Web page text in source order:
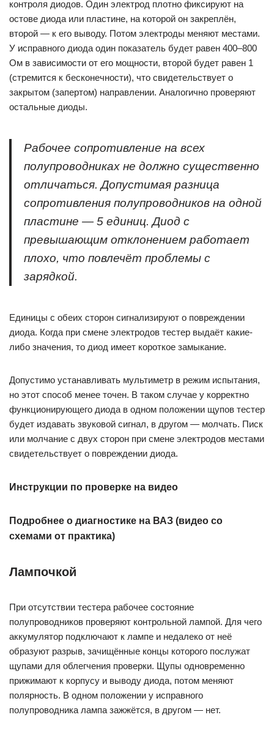
контроля диодов. Один электрод плотно фиксируют на
остове диода или пластине, на которой он закреплён,
второй — к его выводу. Потом электроды меняют местами.
У исправного диода один показатель будет равен 400–800
Ом в зависимости от его мощности, второй будет равен 1
(стремится к бесконечности), что свидетельствует о
закрытом (запертом) направлении. Аналогично проверяют
остальные диоды.
Рабочее сопротивление на всех
полупроводниках не должно существенно
отличаться. Допустимая разница
сопротивления полупроводников на одной
пластине — 5 единиц. Диод с
превышающим отклонением работает
плохо, что повлечёт проблемы с
зарядкой.
Единицы с обеих сторон сигнализируют о повреждении
диода. Когда при смене электродов тестер выдаёт какие-
либо значения, то диод имеет короткое замыкание.
Допустимо устанавливать мультиметр в режим испытания,
но этот способ менее точен. В таком случае у корректно
функционирующего диода в одном положении щупов тестер
будет издавать звуковой сигнал, в другом — молчать. Писк
или молчание с двух сторон при смене электродов местами
свидетельствует о повреждении диода.
Инструкции по проверке на видео
Подробнее о диагностике на ВАЗ (видео со
схемами от практика)
Лампочкой
При отсутствии тестера рабочее состояние
полупроводников проверяют контрольной лампой. Для чего
аккумулятор подключают к лампе и недалеко от неё
образуют разрыв, зачищённые концы которого послужат
щупами для облегчения проверки. Щупы одновременно
прижимают к корпусу и выводу диода, потом меняют
полярность. В одном положении у исправного
полупроводника лампа зажжётся, в другом — нет.